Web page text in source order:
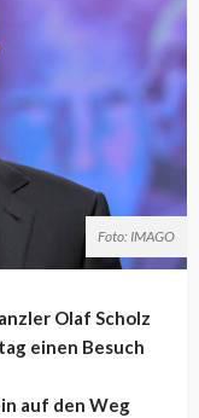
Foto: IMAGO
Olaf Scholz
einen Besuch
auf den Weg